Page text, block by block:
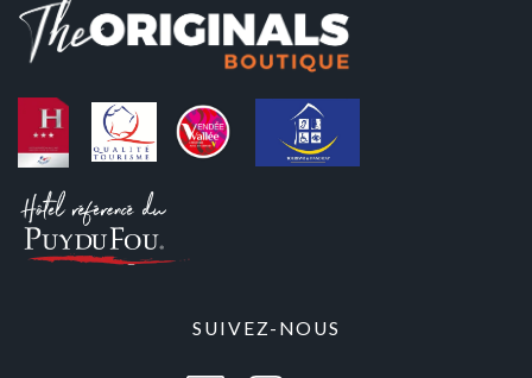
SUIVEZ-NOUS